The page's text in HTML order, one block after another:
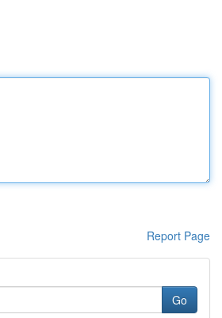
Report Page
Go